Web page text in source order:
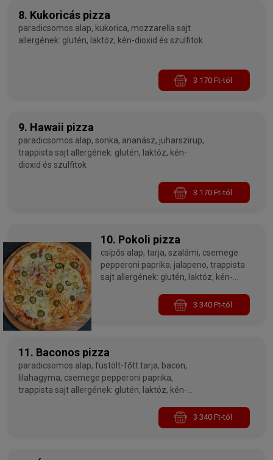
8. Kukoricás pizza
paradicsomos alap, kukorica, mozzarella sajt
allergének: glutén, laktóz, kén-dioxid és szulfitok
3 170 Ft-tól
9. Hawaii pizza
paradicsomos alap, sonka, ananász, juharszirup,
trappista sajt allergének: glutén, laktóz, kén-
dioxid és szulfitok
3 170 Ft-tól
10. Pokoli pizza
csípős alap, tarja, szalámi, csemege
pepperoni paprika, jalapeno, trappista
sajt allergének: glutén, laktóz, kén-
3 340 Ft-tól
11. Baconos pizza
paradicsomos alap, füstölt-főtt tarja, bacon,
lilahagyma, csemege pepperoni paprika,
trappista sajt allergének: glutén, laktóz, kén-
3 340 Ft-tól